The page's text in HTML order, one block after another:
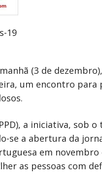
(3 de
um encontro para
a iniciativa, sob o
se a abertura da
em
as pessoas com